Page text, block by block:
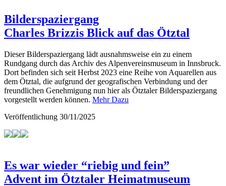
Bilderspaziergang
Charles Brizzis Blick auf das Ötztal
Dieser Bilderspaziergang lädt ausnahmsweise ein zu einem
Rundgang durch das Archiv des Alpenvereinsmuseum in Innsbruck.
Dort befinden sich seit Herbst 2023 eine Reihe von Aquarellen aus
dem Ötztal, die aufgrund der geografischen Verbindung und der
freundlichen Genehmigung nun hier als Ötztaler Bilderspaziergang
vorgestellt werden können. Mehr Dazu
Veröffentlichung 30/11/2025
Es war wieder “riebig und fein”
Advent im Ötztaler Heimatmuseum